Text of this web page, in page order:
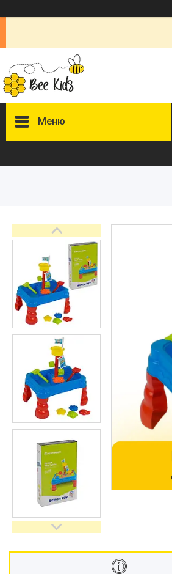
Меню
Документи
Відгуки
Контакти